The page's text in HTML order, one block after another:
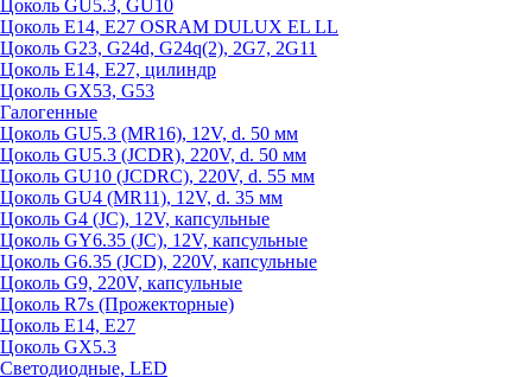
Цоколь GU5.3, GU10
Цоколь Е14, Е27 OSRAM DULUX EL LL
Цоколь G23, G24d, G24q(2), 2G7, 2G11
Цоколь Е14, Е27, цилиндр
Цоколь GX53, G53
Галогенные
Цоколь GU5.3 (MR16), 12V, d. 50 мм
Цоколь GU5.3 (JCDR), 220V, d. 50 мм
Цоколь GU10 (JCDRC), 220V, d. 55 мм
Цоколь GU4 (MR11), 12V, d. 35 мм
Цоколь G4 (JC), 12V, капсульные
Цоколь GY6.35 (JC), 12V, капсульные
Цоколь G6.35 (JCD), 220V, капсульные
Цоколь G9, 220V, капсульные
Цоколь R7s (Прожекторные)
Цоколь E14, E27
Цоколь GX5.3
Светодиодные, LED